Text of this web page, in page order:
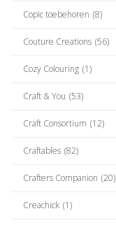
Copic toebehoren (8)
Couture Creations (56)
Cozy Colouring (1)
Craft & You (53)
Craft Consortium (12)
Craftables (82)
Crafters Companion (20)
Creachick (1)